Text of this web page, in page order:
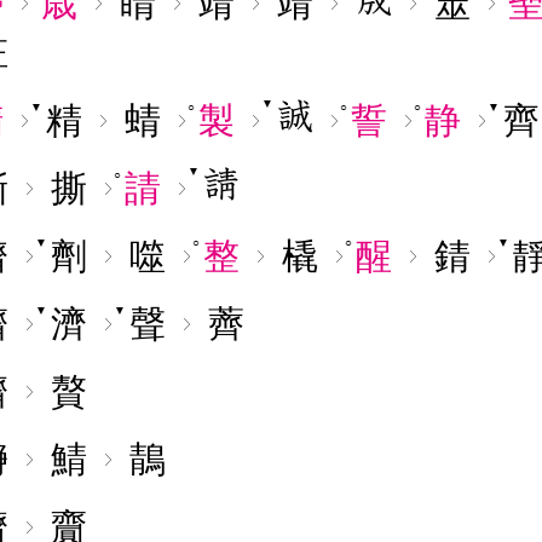
▼ 精 蜻 ○ 製 ▼ ○ 誓 ○ 静 ▼ 齊
撕 ○ 請 ▼
▼ 劑 噬 ○ 整 橇 ○ 醒 錆 ▼
▼ 濟 ▼ 聲 薺
贅
鯖 鶄
齎